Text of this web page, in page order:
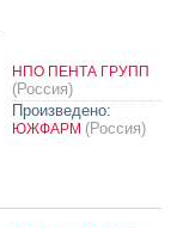
НПО ПЕНТА ГРУПП
(Россия)
Произведено:
ЮЖФАРМ (Россия)